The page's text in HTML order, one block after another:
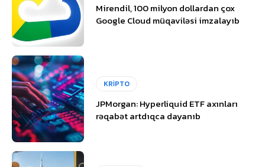
Mirendil, 100 milyon dollardan çox
Google Cloud müqaviləsi imzalayıb
KRİPTO
JPMorgan: Hyperliquid ETF axınları
rəqabət artdıqca dayanıb